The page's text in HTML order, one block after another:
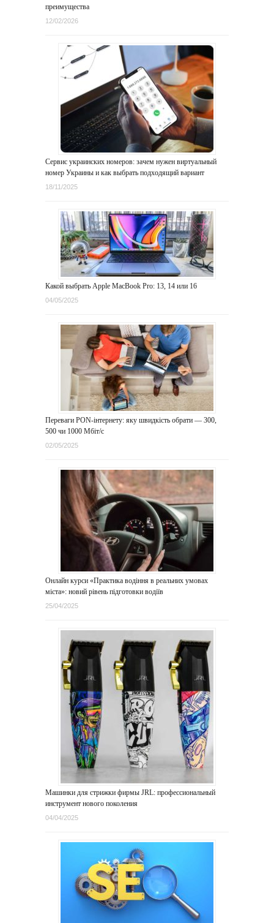
преимущества
12/02/2026
Сервис украинских номеров: зачем нужен виртуальный
номер Украины и как выбрать подходящий вариант
18/11/2025
Какой выбрать Apple MacBook Pro: 13, 14 или 16
04/05/2025
Переваги PON-інтернету: яку швидкість обрати — 300,
500 чи 1000 Мбіт/с
02/05/2025
Онлайн курси «Практика водіння в реальних умовах
міста»: новий рівень підготовки водіїв
25/04/2025
Машинки для стрижки фирмы JRL: профессиональный
инструмент нового поколения
04/04/2025